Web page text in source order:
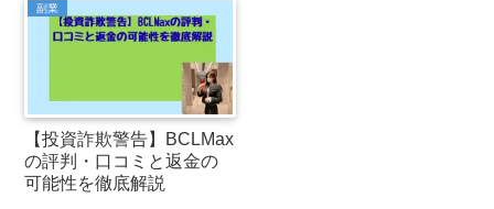
副業
【投資詐欺警告】BCLMax
の評判・口コミと返金の
可能性を徹底解説